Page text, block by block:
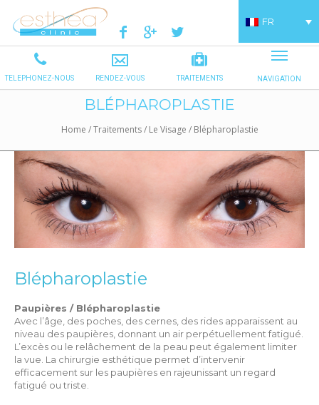
BLÉPHAROPLASTIE
Home /Traitements / Le Visage / Blépharoplastie
Blépharoplastie
Paupières / Blépharoplastie
Avec l’âge, des poches, des cernes, des rides apparaissent au
niveau des paupières, donnant un air perpétuellement fatigué.
L’excès ou le relâchement de la peau peut également limiter
la vue. La chirurgie esthétique permet d’intervenir
efficacement sur les paupières en rajeunissant un regard
fatigué ou triste.
FR